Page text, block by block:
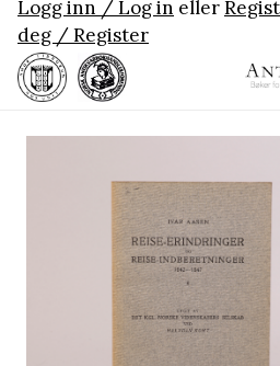
Logg inn / Log in eller
deg / Register